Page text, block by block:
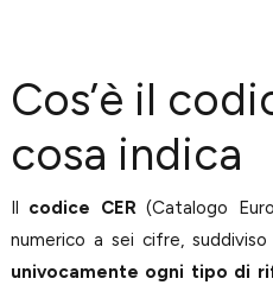
Cos’è il
cosa indica
Il codice CER(Catalogo
numerico a sei cifre,
univocamente ogni tipo di